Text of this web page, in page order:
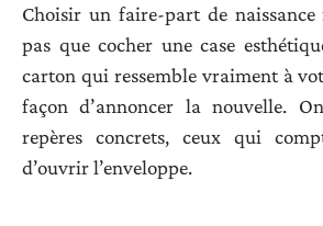
Choisir un faire-part de naissance
pas que cocher une case
carton qui ressemble vraiment à
façon d’annoncer la nouvelle.
repères concrets, ceux qui
d’ouvrir l’enveloppe.